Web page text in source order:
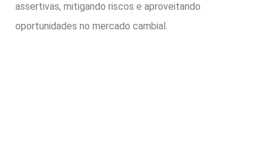
assertivas, mitigando riscos e aproveitando
oportunidades no mercado cambial.